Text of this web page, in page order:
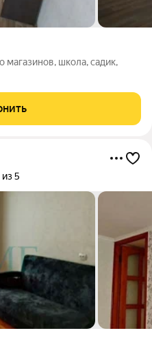
магазинов, школа, садик,
5